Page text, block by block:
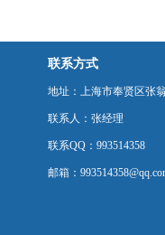
联系方式
地址：上海市奉贤区张
联系人：张经理
联系QQ：993514358
邮箱：